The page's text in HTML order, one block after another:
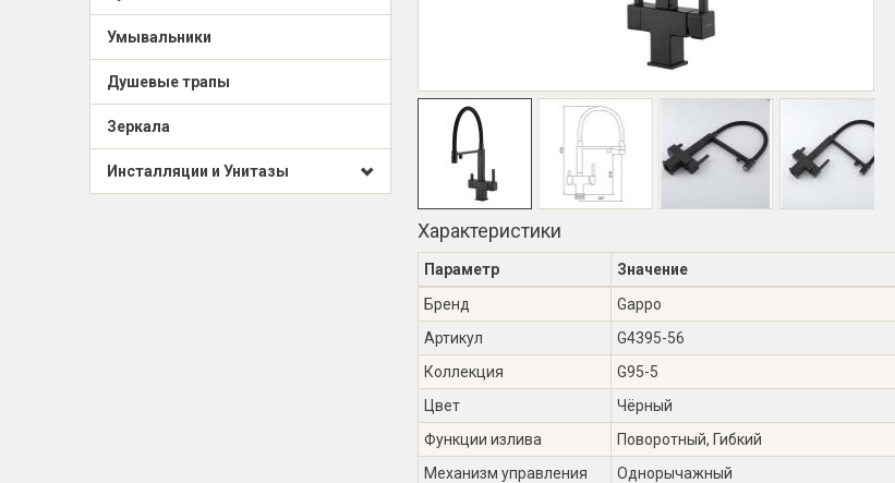
Умывальники
Душевые трапы
Зеркала
Инсталляции и Унитазы
Характеристики
Параметр
Значение
Бренд
Gappo
Артикул
G4395-56
Коллекция
G95-5
Цвет
Чёрный
Функции излива
Поворотный, Гибкий
Механизм управления
Однорычажный